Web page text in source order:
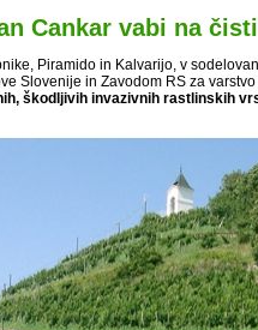
Cankar vabi na
Piramido in Kalvarijo, v
Slovenije in Zavodom RS za
škodljivih invazivnih rastlinskih